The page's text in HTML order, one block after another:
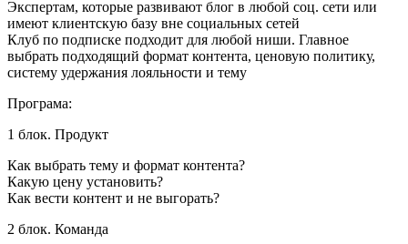
Экспертам, которые развивают блог в любой соц. сети или
имеют клиентскую базу вне социальных сетей
Клуб по подписке подходит для любой ниши. Главное
выбрать подходящий формат контента, ценовую политику,
систему удержания лояльности и тему
Програма:
1 блок. Продукт
Как выбрать тему и формат контента?
Какую цену установить?
Как вести контент и не выгорать?
2 блок. Команда